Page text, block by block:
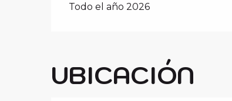
Todo el año 2026
UBICACIÓN